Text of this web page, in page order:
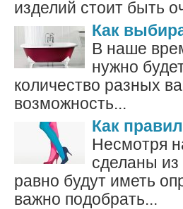
изделий стоит быть
Как
В наше
нужно
количество разных
возможность...
Как
Несмотря
сделаны из
равно будут иметь
важно подобрать...